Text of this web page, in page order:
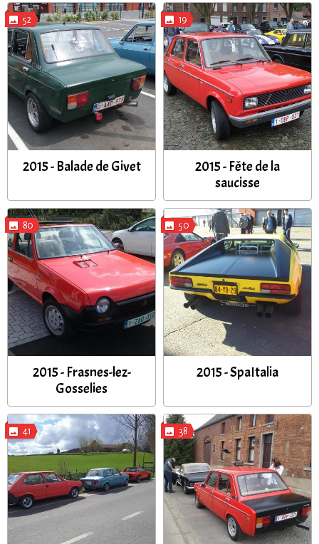
52
2015 - Balade de Givet
19
2015 - Fête de la
saucisse
80
2015 - Frasnes-lez-
Gosselies
50
2015 - SpaItalia
41 38